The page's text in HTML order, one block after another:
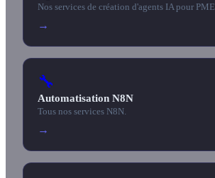
Nos services de création d'agents IA pour PME.
→
🔧
Automatisation N8N
Tous nos services N8N.
→